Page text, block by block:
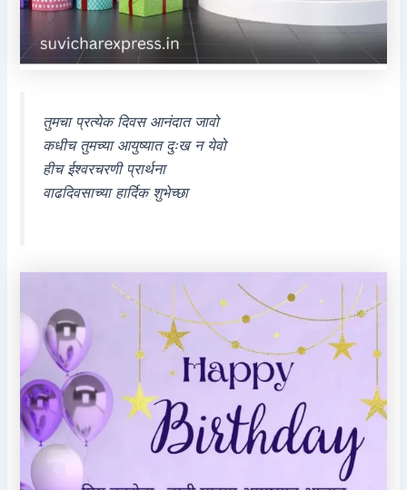
तुमचा प्रत्येक दिवस आनंदात जावो
कधीच तुमच्या आयुष्यात दुःख न येवो
हीच ईश्वरचरणी प्रार्थना
वाढदिवसाच्या हार्दिक शुभेच्छा